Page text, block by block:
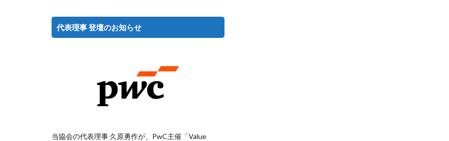
代表理事 登壇のお知らせ
当協会の代表理事 久原勇作が、PwC主催「Value